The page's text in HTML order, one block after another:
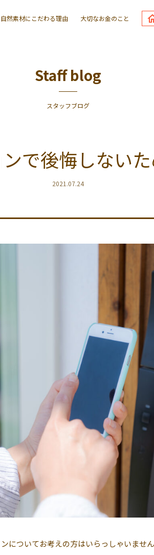
自然素材に こだわる理由 大切なお金のこと
Staff blog
スタッフブログ
で後悔しない
2021.07.24
についてお考えの方はいらっしゃいません